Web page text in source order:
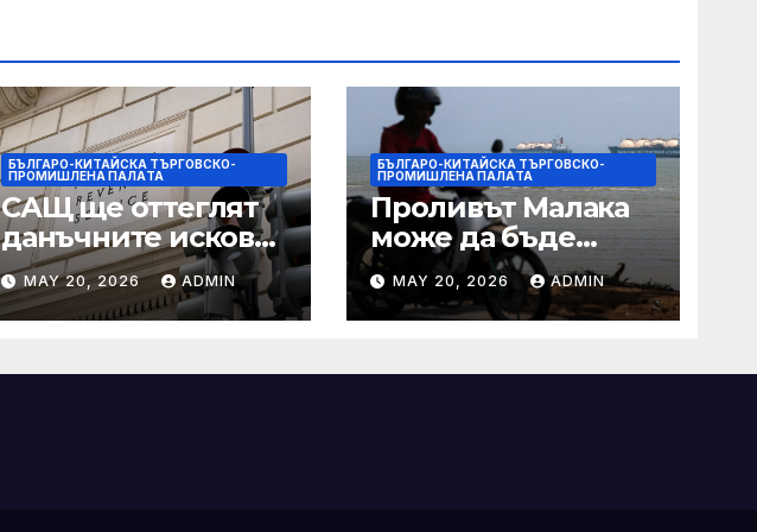
БЪЛГАРО-КИТАЙСКА ТЪРГОВСКО-
ПРОМИШЛЕНА ПАЛAТА
САЩ ще оттеглят
данъчните искове
срещу Тръмп
„завинаги“ в
сделката за
MAY 20, 2026 ADMIN
БЪЛГАРО-КИТАЙСКА ТЪРГОВСКО-
ПРОМИШЛЕНА ПАЛAТА
Проливът Малака
може да бъде
следващата точка,
ако Азия не
внимава
MAY 20, 2026 ADMIN